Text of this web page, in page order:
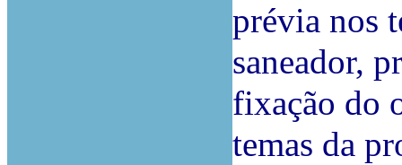
prévia nos
saneador,
fixação do
temas da